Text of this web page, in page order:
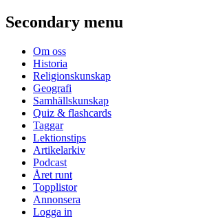
Secondary menu
Om oss
Historia
Religionskunskap
Geografi
Samhällskunskap
Quiz & flashcards
Taggar
Lektionstips
Artikelarkiv
Podcast
Året runt
Topplistor
Annonsera
Logga in